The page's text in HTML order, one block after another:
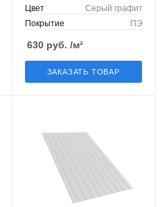
Цвет
Серый графит
Покрытие
ПЭ
630руб. /м²
ЗАКАЗАТЬ ТОВАР